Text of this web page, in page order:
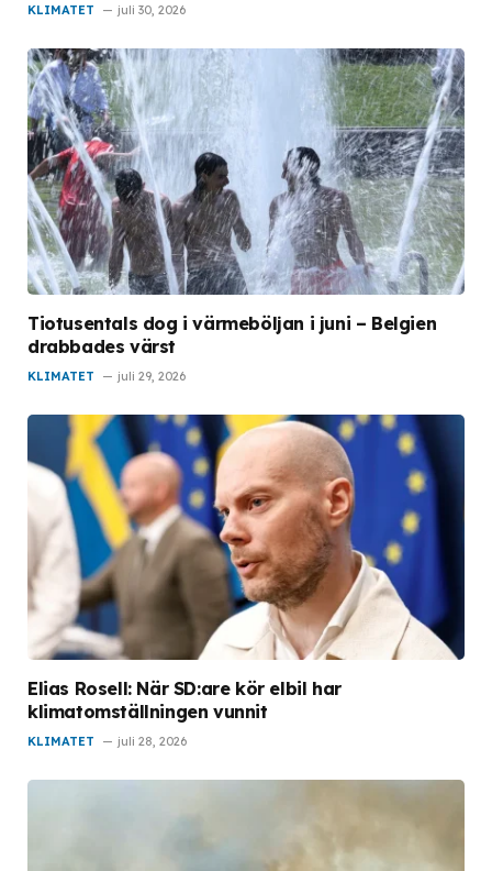
KLIMATET juli 30, 2026
Tiotusentals dog i värmeböljan i juni – Belgien
drabbades värst
KLIMATET juli 29, 2026
Elias Rosell: När SD:are kör elbil har
klimatomställningen vunnit
KLIMATET juli 28, 2026